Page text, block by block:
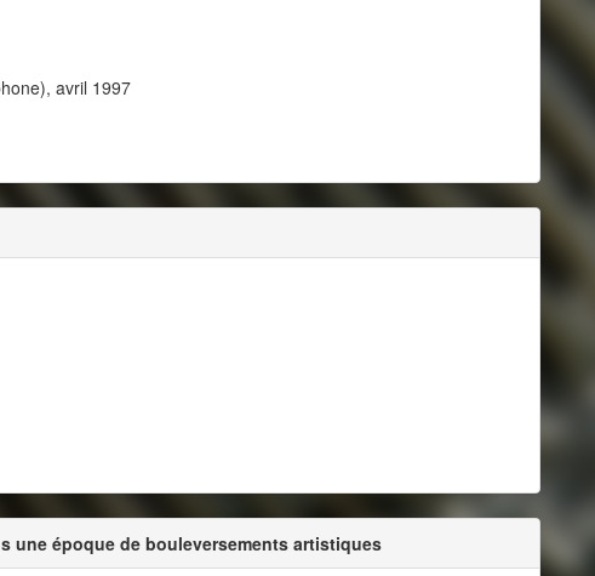
avril 1997
une époque de bouleversements artistiques